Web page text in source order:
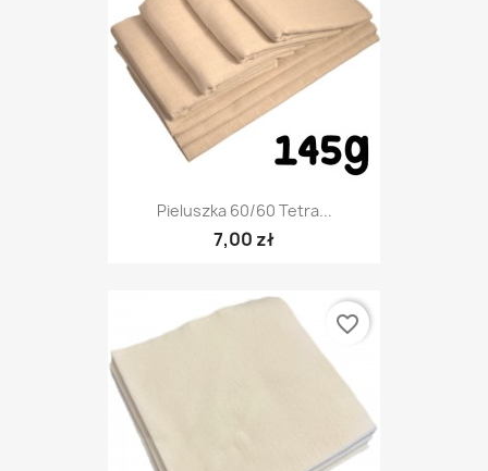
Pieluszka 60/60 Tetra...
7,00 zł
favorite_border